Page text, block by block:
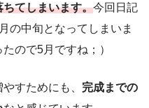
てしまいます。今回日記
の中旬となってしまいま
ので5月ですね；）
すためにも、 完成までの